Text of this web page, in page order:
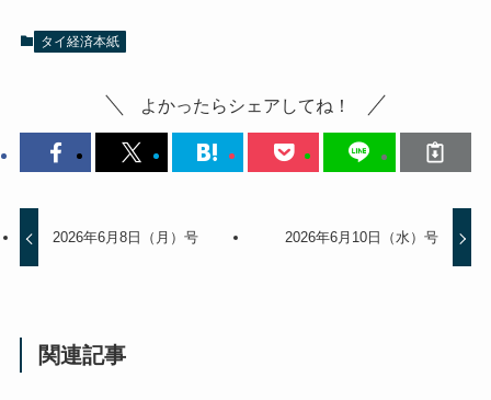
タイ経済本紙
よかったらシェアしてね！
2026年6月8日（月）号 2026年6月10日（水）号
関連記事